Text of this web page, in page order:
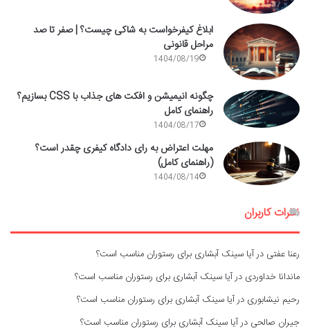
ابلاغ کیفرخواست به شاکی چیست؟ | صفر تا صد
مراحل قانونی
1404/08/19
چگونه انیمیشن و افکت های جذاب با CSS بسازیم؟
راهنمای کامل
1404/08/17
مهلت اعتراض به رای دادگاه کیفری چقدر است؟
(راهنمای کامل)
1404/08/14
نظرات کاربران
رعنا عفتی درآیا سینک آبشاری برای رستوران مناسب است؟
ماندانا خداوردی درآیا سینک آبشاری برای رستوران مناسب است؟
رحیم نیشابوری درآیا سینک آبشاری برای رستوران مناسب است؟
جیران صالحی درآیا سینک آبشاری برای رستوران مناسب است؟